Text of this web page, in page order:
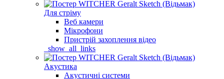
Для стріму
Веб камери
Мікрофони
Пристрій захоплення відео
_show_all_links
Акустика
Акустичні системи